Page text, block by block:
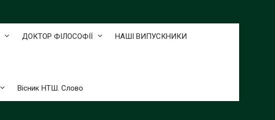
ДОКТОР ФІЛОСОФІЇ НАШІ ВИПУСКНИКИ
Вісник НТШ. Слово